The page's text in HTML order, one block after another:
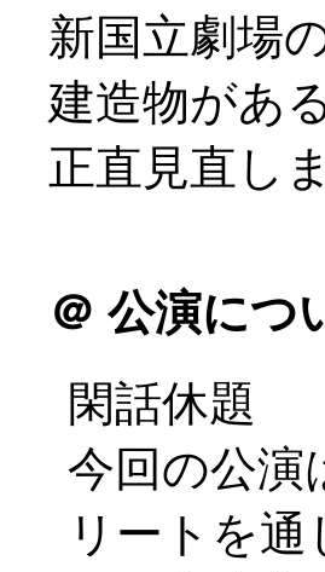
新国立劇場
建造物があ
正直見直し
＠ 公演につ
閑話休題
今回の公演
リートを